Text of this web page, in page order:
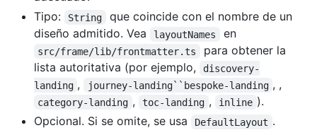
Tipo:
String
que coincide con el nombre de un
diseño admitido. Vea
layoutNames en
src/frame/lib/frontmatter.ts
para obtener la
lista autoritativa (por ejemplo,
discovery-
landing , journey-landing``bespoke-landing , ,
category-landing , toc-landing , inline ).
Opcional. Si se omite, se usa
DefaultLayout .